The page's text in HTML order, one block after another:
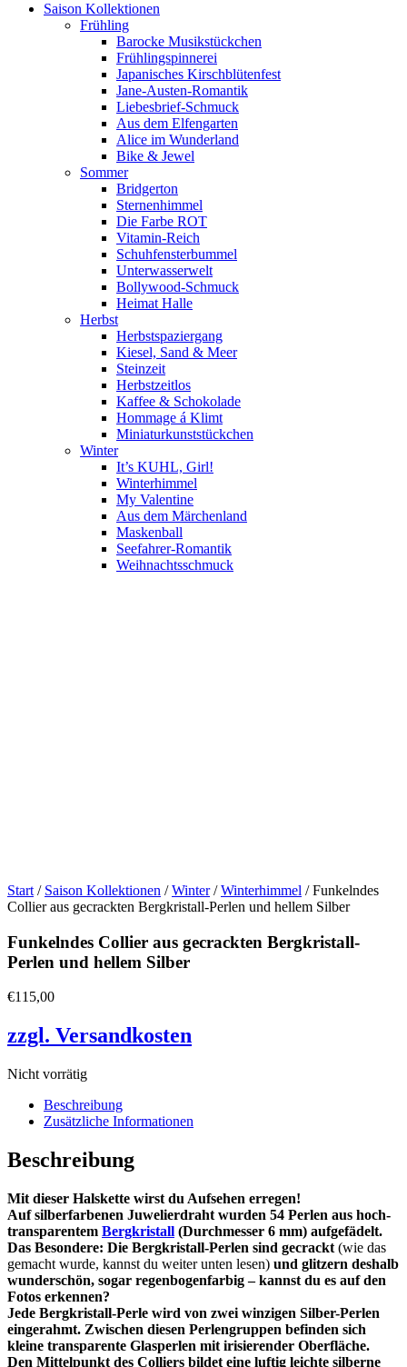
Saison Kollektionen
Frühling
Barocke Musikstückchen
Frühlingspinnerei
Japanisches Kirschblütenfest
Jane-Austen-Romantik
Liebesbrief-Schmuck
Aus dem Elfengarten
Alice im Wunderland
Bike & Jewel
Sommer
Bridgerton
Sternenhimmel
Die Farbe ROT
Vitamin-Reich
Schuhfensterbummel
Unterwasserwelt
Bollywood-Schmuck
Heimat Halle
Herbst
Herbstspaziergang
Kiesel, Sand & Meer
Steinzeit
Herbstzeitlos
Kaffee & Schokolade
Hommage á Klimt
Miniaturkunststückchen
Winter
It’s KUHL, Girl!
Winterhimmel
My Valentine
Aus dem Märchenland
Maskenball
Seefahrer-Romantik
Weihnachtsschmuck
Start / Saison Kollektionen /Winter/Winterhimmel / Funkelndes
Collier aus gecrackten Bergkristall-Perlen und hellem Silber
Funkelndes Collier aus gecrackten Bergkristall-
Perlen und hellem Silber
€115,00
zzgl. Versandkosten
Nicht vorrätig
Beschreibung
Zusätzliche Informationen
Beschreibung
Mit dieser Halskette wirst du Aufsehen erregen!
Auf silberfarbenen Juwelierdraht wurden 54 Perlen aus hoch-
transparentem Bergkristall (Durchmesser 6 mm) aufgefädelt.
Das Besondere: Die Bergkristall-Perlen sind gecrackt (wie das
gemacht wurde, kannst du weiter unten lesen) und glitzern deshalb
wunderschön, sogar regenbogenfarbig – kannst du es auf den
Fotos erkennen?
Jede Bergkristall-Perle wird von zwei winzigen Silber-Perlen
eingerahmt. Zwischen diesen Perlengruppen befinden sich
kleine transparente Glasperlen mit irisierender Oberfläche.
Den Mittelpunkt des Colliers bildet eine luftig leichte silberne